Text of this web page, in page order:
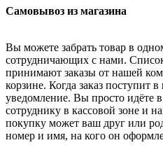
Самовывоз из магазина
Вы можете забрать товар в
сотрудничающих с нами.
принимают заказы от нашей
корзине. Когда заказ поступит
уведомление. Вы просто идёте
сотруднику в кассовой зоне и
покупку может ваш друг или
номер и имя, на кого он